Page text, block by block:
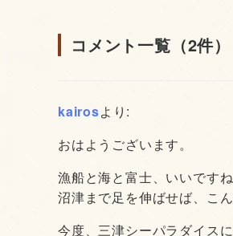
コメント一覧（2件）
kairosより:
おはようございます。
漁船と海と富士、いいですね
沼津まで足を伸ばせば、こ
今度、三津シーパラダイス